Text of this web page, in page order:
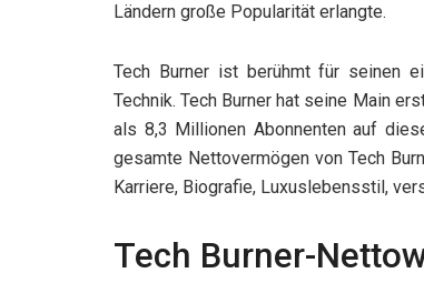
Ländern große Popularität erlangte.
Tech Burner ist berühmt für seinen
Technik. Tech Burner hat seine Main
als 8,3 Millionen Abonnenten auf
gesamte Nettovermögen von Tech
Karriere, Biografie, Luxuslebensstil,
Tech Burner-